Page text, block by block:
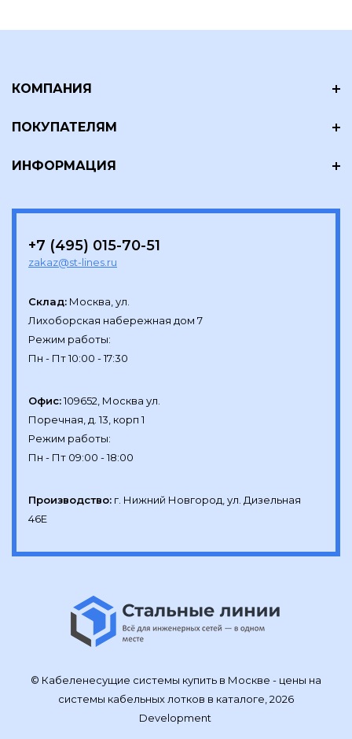
КОМПАНИЯ
ПОКУПАТЕЛЯМ
ИНФОРМАЦИЯ
+7 (495) 015-70-51
zakaz@st-lines.ru
Склад: Москва, ул.
Лихоборская набережная дом 7
Режим работы:
Офис:109652, Москва ул.
Поречная, д. 13, корп 1
Режим работы:
Производство: г. Нижний Новгород, ул. Дизельная
46Е
© Кабеленесущие системы купить в Москве - цены на
системы кабельных лотков в каталоге, 2026
Development